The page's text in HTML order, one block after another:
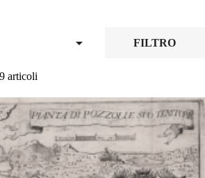
 FILTRO
articoli